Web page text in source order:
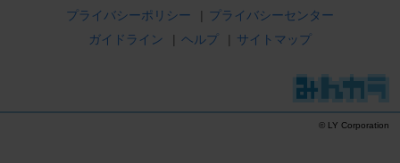
プライバシーポリシー
| プライバシーセンター
ガイドライン
| ヘルプ | サイトマップ
© LY Corporation